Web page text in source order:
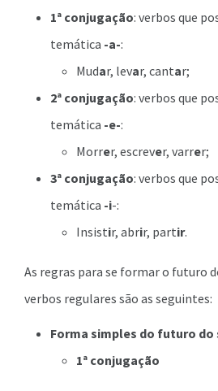
1ª conjugação: verbos que
temática -a-:
Mudar, levar, cantar;
2ª conjugação: verbos que
temática -e-:
Morrer, escrever, varrer;
3ª conjugação: verbos que
temática -i-:
Insistir, abrir, partir.
As regras para se formar o futuro
verbos regulares são as seguintes:
Forma simples do futuro
1ª conjugação